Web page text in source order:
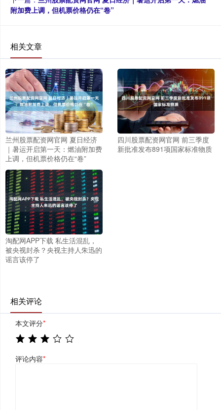
附加费上调，但机票价格仍在“卷”
相关文章
兰州股票配资网官网 夏日经济
｜暑运开启第一天：燃油附加费
上调，但机票价格仍在“卷”
四川股票配资网官网 前三季度
新批准发布891项国家标准物质
淘配网APP下载 私生活混乱，
被央视封杀？央视主持人朱迅的
谣言该停了
相关评论
本文评分*
评论内容*